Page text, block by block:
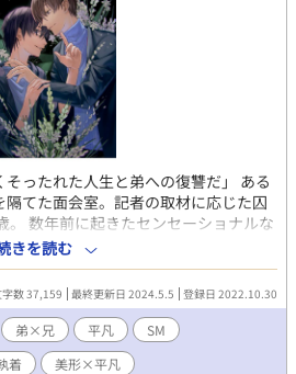
そったれた人生と弟への復讐だ」 ある
てた面会室。記者の取材に応じた囚
。 数年前に起きたセンセーショナルな
収監された景文が語り出したのは三歳
執。 若くしてベストセラー作家とな
の、愛憎入り乱れた秘密の関係と
愛憎/鬼畜/調教/SМ） 執着尽くし攻め
兄） 表紙：はこべ
きを読む
数 37,159 最終更新日 2024.5.5 登録日 2022.10.30
弟×兄 平凡
SM
着 美形×平凡